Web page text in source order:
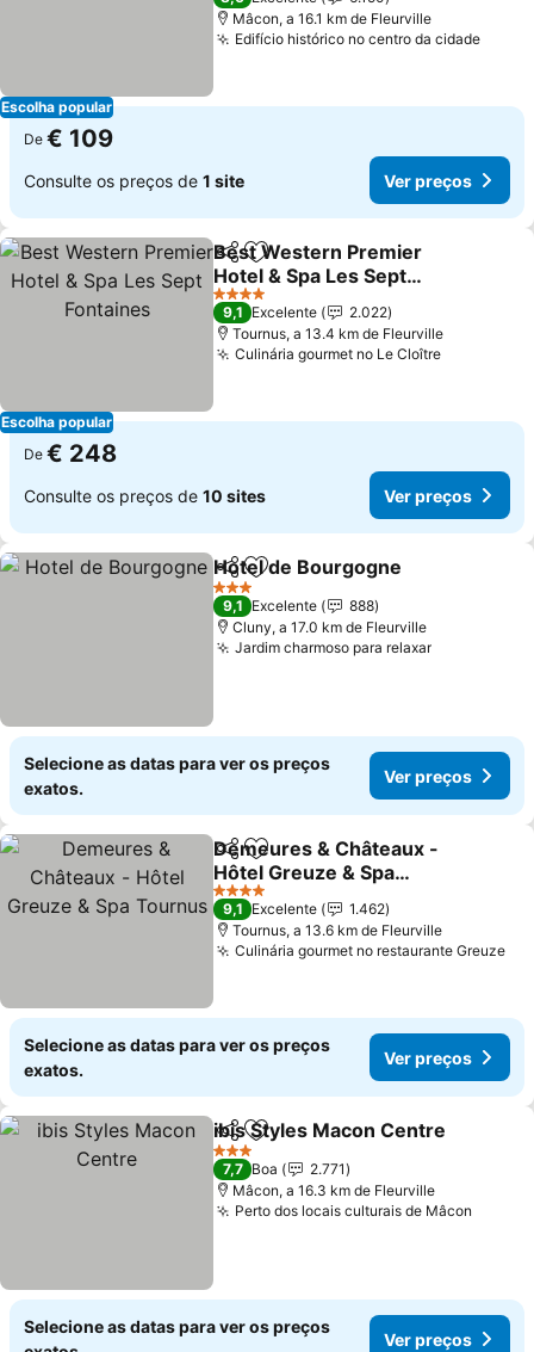
Escolha popular
Mâcon, a 16.1 km de Fleurville
Edifício histórico no centro da cidade
De € 109
Consulte os preços de 1 site Ver preços
Escolha popular
PartilharAdicionar aos favoritos
Best Western Premier
Hotel & Spa Les Sept
Fontaines
4 Estrelas
9,1 Excelente
2.022
Tournus, a 13.4 km de Fleurville
Culinária gourmet no Le Cloître
De € 248
Consulte os preços de 10 sites Ver preços
PartilharAdicionar aos favoritos
Hotel de Bourgogne
3 Estrelas
9,1 Excelente
888
Cluny, a 17.0 km de Fleurville
Jardim charmoso para relaxar
Selecione as datas para ver os preços
exatos.
Ver preços
PartilharAdicionar aos favoritos
Demeures & Châteaux -
Hôtel Greuze & Spa
Tournus
4 Estrelas
9,1 Excelente
1.462
Tournus, a 13.6 km de Fleurville
Culinária gourmet no restaurante Greuze
Selecione as datas para ver os preços
exatos.
Ver preços
PartilharAdicionar aos favoritos
ibis Styles Macon Centre
3 Estrelas
7,7 Boa
2.771
Mâcon, a 16.3 km de Fleurville
Perto dos locais culturais de Mâcon
Selecione as datas para ver os preços
Ver preços